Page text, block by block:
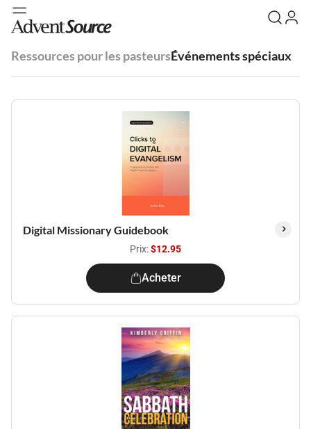
Ressources pour les pasteursÉvénements spéciaux
Digital Missionary Guidebook
Prix:$12.95
Acheter